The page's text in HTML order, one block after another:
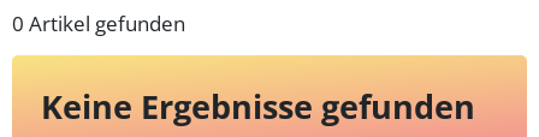
0 Artikel gefunden
Keine Ergebnisse gefunden